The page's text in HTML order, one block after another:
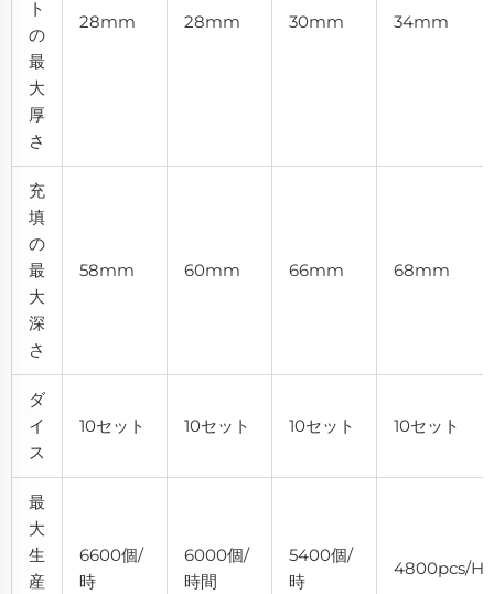
ト
の
最
大
厚
さ
28mm 28mm 30mm 34mm
充
填
の
最
大
深
さ
58mm 60mm 66mm 68mm
ダ
イ
ス
10セット 10セット 10セット 10セット
最
大
生
産
6600個/
時
6000個/
時間
5400個/
時
4800pcs/h